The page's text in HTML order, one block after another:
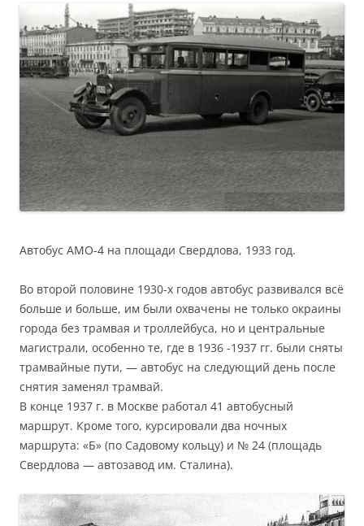
Автобус АМО-4 на площади Свердлова, 1933 год.
Во второй половине 1930-х годов автобус развивался всё
больше и больше, им были охвачены не только окраины
города без трамвая и троллейбуса, но и центральные
магистрали, особенно те, где в 1936 -1937 гг. были сняты
трамвайные пути, — автобус на следующий день после
снятия заменял трамвай.
В конце 1937 г. в Москве работал 41 автобусный
маршрут. Кроме того, курсировали два ночных
маршрута: «Б» (по Садовому кольцу) и № 24 (площадь
Свердлова — автозавод им. Сталина).